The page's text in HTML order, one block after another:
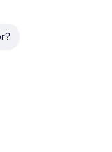
저작권 (c) 2023-2026